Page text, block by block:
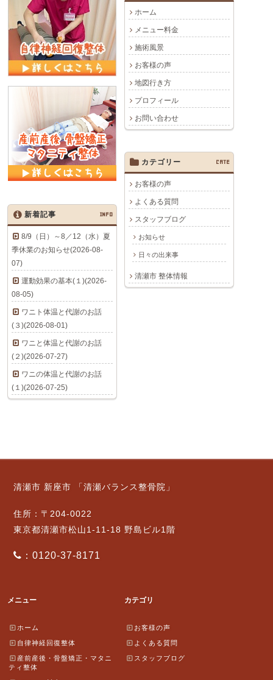
ホーム
メニュー料金
施術風景
お客様の声
地図行き方
プロフィール
お問い合わせ
カテゴリー CATE
お客様の声
よくある質問
スタッフブログ
お知らせ
日々の出来事
清瀬市 整体情報
新着記事 INFO
8/9（日）～8／12（水）夏
季休業のお知らせ(2026-08-
07)
運動効果の基本(１)(2026-
08-05)
ワニト体温と代謝のお話
(３)(2026-08-01)
ワニと体温と代謝のお話
(２)(2026-07-27)
ワニの体温と代謝のお話
(１)(2026-07-25)
清瀬市 新座市 「清瀬バランス整骨院」
住所：〒204-0022
東京都清瀬市松山1-11-18 野島ビル1階
：0120-37-8171
メニュー
ホーム
自律神経回復整体
産前産後・骨盤矯正・マタニ
ティ整体
カテゴリ
お客様の声
よくある質問
スタッフブログ